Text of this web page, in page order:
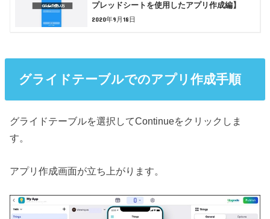
プレッドシートを使用したアプリ作成編】
2020年9月18日
グライドテーブルでのアプリ作成手順
グライドテーブルを選択してContinueをクリックしま
す。
アプリ作成画面が立ち上がります。